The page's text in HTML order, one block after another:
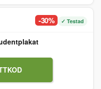
-30% ✓ Testad